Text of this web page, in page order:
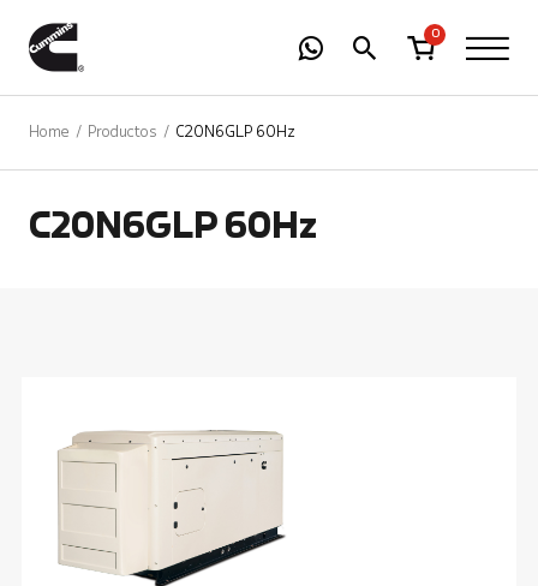
0
Home Productos C20N6GLP 60Hz
C20N6GLP 60Hz